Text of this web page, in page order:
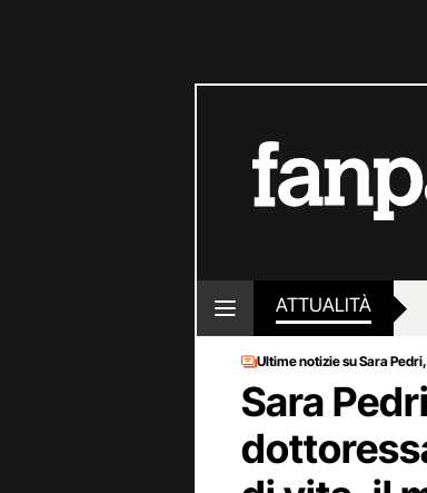
ATTUALITÀ
Ultime notizie su Sara
Sara